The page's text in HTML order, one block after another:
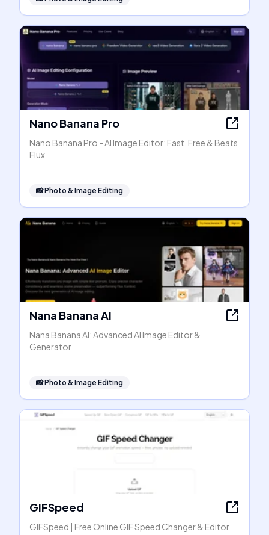
Nano Banana Pro
Nano Banana Pro - AI Image Editor: Fast, Free & Beats
Flux
📸Photo & Image Editing
Nana Banana AI
Nana Banana AI: Advanced AI Image Editor &
Generator
📸Photo & Image Editing
GIFSpeed
GIFSpeed | Free Online GIF Speed Changer & Editor